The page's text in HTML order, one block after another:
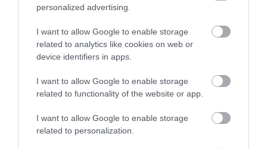
personalized advertising.
I want to allow Google to enable storage
related to analytics like cookies on web or
device identifiers in apps.
I want to allow Google to enable storage
related to functionality of the website or app.
I want to allow Google to enable storage
related to personalization.
2026-07-31